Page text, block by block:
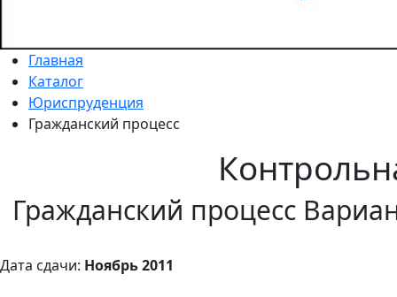
Главная
Каталог
Юриспруденция
Гражданский процесс
Гражданский процесс
Дата сдачи: Ноябрь 2011